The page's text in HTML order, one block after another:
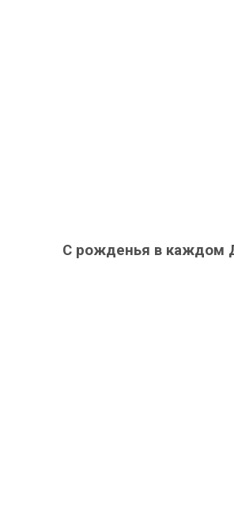
С рожденья в каждом